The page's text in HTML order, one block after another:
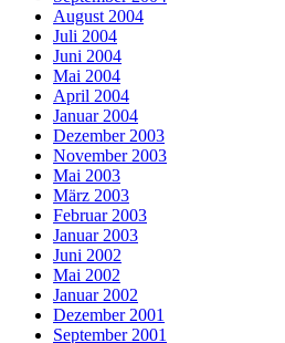
August 2004
Juli 2004
Juni 2004
Mai 2004
April 2004
Januar 2004
Dezember 2003
November 2003
Mai 2003
März 2003
Februar 2003
Januar 2003
Juni 2002
Mai 2002
Januar 2002
Dezember 2001
September 2001